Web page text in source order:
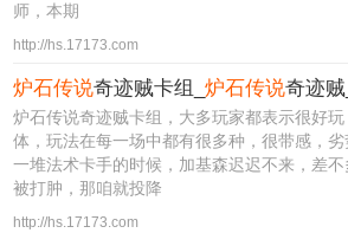
师，本期
http://hs.17173.com
炉石传说奇迹贼卡组_炉石传说奇迹
炉石传说奇迹贼卡组，大多玩家都表示很好
体，玩法在每一场中都有很多种，很带感，劣
一堆法术卡手的时候，加基森迟迟不来，差
被打肿，那咱就投降
http://hs.17173.com